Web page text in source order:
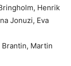
Henrik
Jonuzi, Eva
Martin